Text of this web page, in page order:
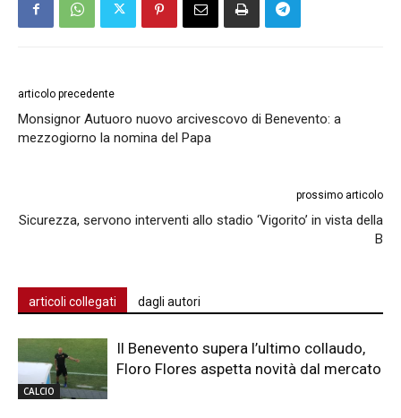
articolo precedente
Monsignor Autuoro nuovo arcivescovo di Benevento: a
mezzogiorno la nomina del Papa
prossimo articolo
Sicurezza, servono interventi allo stadio ‘Vigorito’ in vista della
B
articoli collegati dagli autori
CALCIO
Il Benevento supera l’ultimo collaudo,
Floro Flores aspetta novità dal mercato